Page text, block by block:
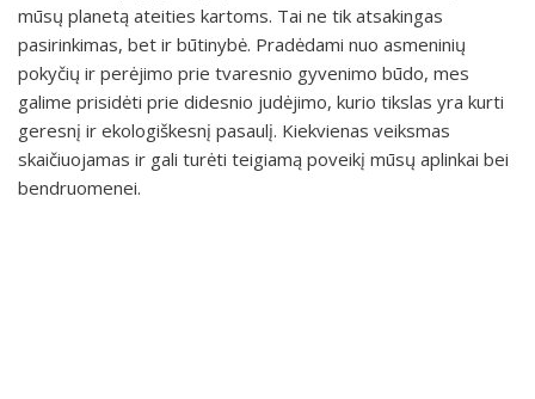
mūsų planetą ateities kartoms. Tai ne tik atsakingas
pasirinkimas, bet ir būtinybė. Pradėdami nuo asmeninių
pokyčių ir perėjimo prie tvaresnio gyvenimo būdo, mes
galime prisidėti prie didesnio judėjimo, kurio tikslas yra kurti
geresnį ir ekologiškesnį pasaulį. Kiekvienas veiksmas
skaičiuojamas ir gali turėti teigiamą poveikį mūsų aplinkai bei
bendruomenei.